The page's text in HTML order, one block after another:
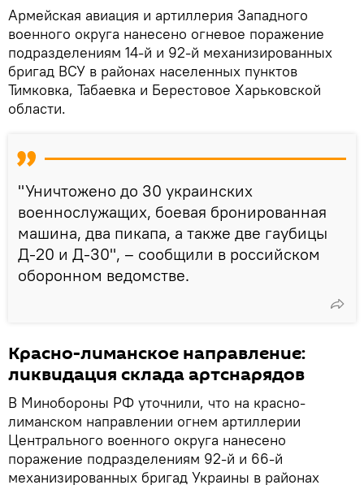
Армейская авиация и артиллерия Западного
военного округа нанесено огневое поражение
подразделениям 14-й и 92-й механизированных
бригад ВСУ в районах населенных пунктов
Тимковка, Табаевка и Берестовое Харьковской
области.
"Уничтожено до 30 украинских
военнослужащих, боевая бронированная
машина, два пикапа, а также две гаубицы
Д-20 и Д-30", – сообщили в российском
оборонном ведомстве.
Красно-лиманское направление:
ликвидация склада артснарядов
В Минобороны РФ уточнили, что на красно-
лиманском направлении огнем артиллерии
Центрального военного округа нанесено
поражение подразделениям 92-й и 66-й
механизированных бригад Украины в районах